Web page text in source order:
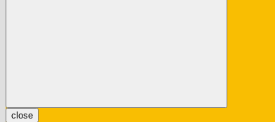
close